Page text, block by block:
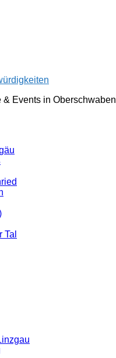
Events in Oberschwaben
Tal